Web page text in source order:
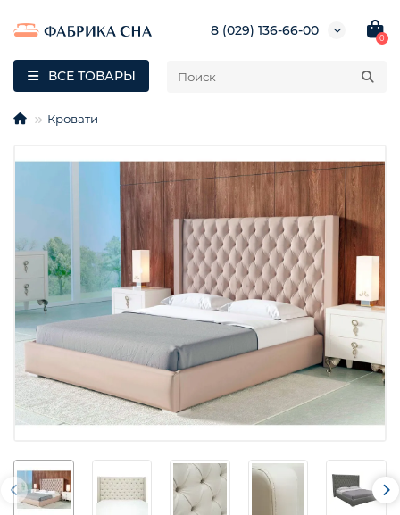
8 (029) 136-66-00
0
ВСЕ ТОВАРЫ
Кровати